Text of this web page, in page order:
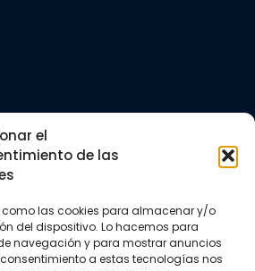
el
de las
las cookies para almacenar y/o
del dispositivo. Lo hacemos para
navegación y para mostrar anuncios
a estas tecnologías nos